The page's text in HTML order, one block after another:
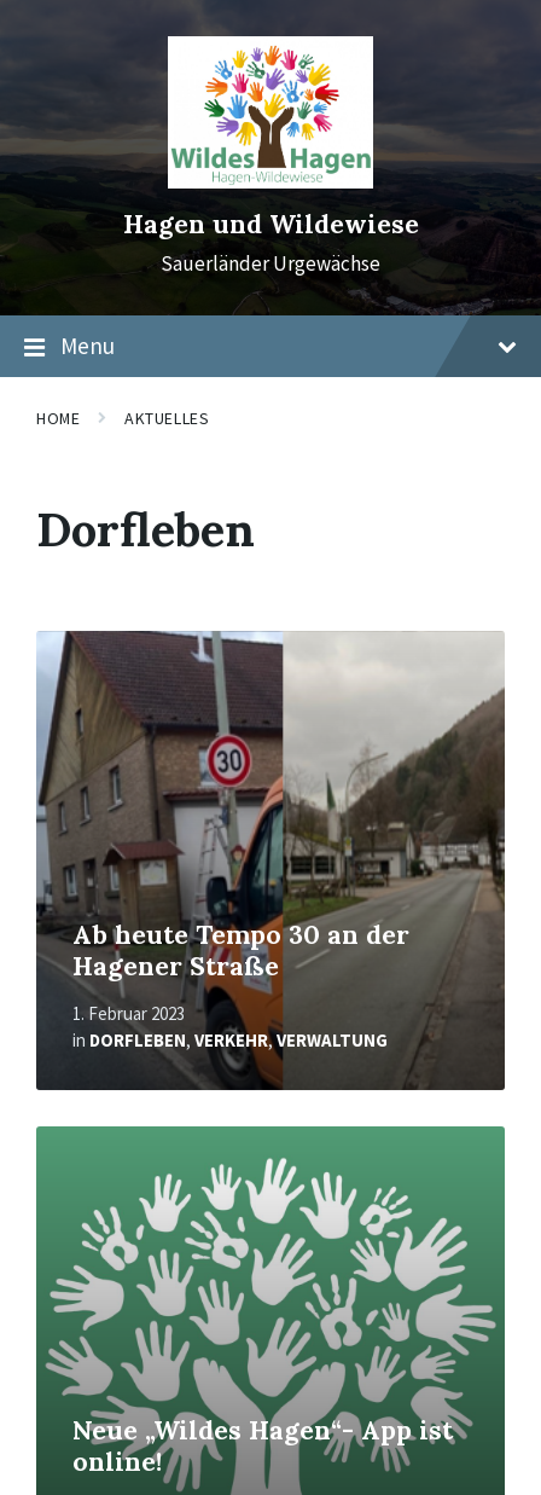
Hagen und Wildewiese
Sauerländer Urgewächse
Menu
HOME AKTUELLES
Dorfleben
Ab heute Tempo 30 an der
Hagener Straße
1. Februar 2023
in DORFLEBEN, VERKEHR,VERWALTUNG
Read
More
Neue „Wildes Hagen“- App ist
online!
Read